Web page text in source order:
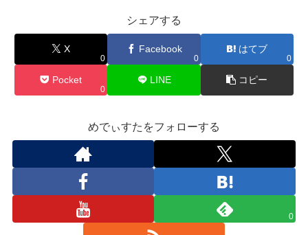
シェアする
X
0
Facebook
0
はてブ
0
Pocket
0
LINE コピー
めでぃすたをフォローする
0